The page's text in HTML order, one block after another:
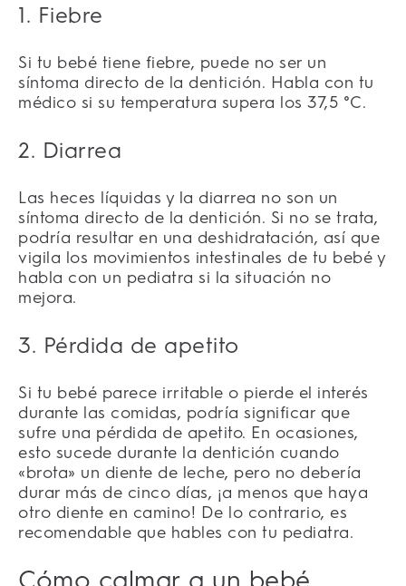
1. Fiebre
Si tu bebé tiene fiebre, puede no ser un
síntoma directo de la dentición. Habla con tu
médico si su temperatura supera los 37,5 °C.
2. Diarrea
Las heces líquidas y la diarrea no son un
síntoma directo de la dentición. Si no se trata,
podría resultar en una deshidratación, así que
vigila los movimientos intestinales de tu bebé y
habla con un pediatra si la situación no
mejora.
3. Pérdida de apetito
Si tu bebé parece irritable o pierde el interés
durante las comidas, podría significar que
sufre una pérdida de apetito. En ocasiones,
esto sucede durante la dentición cuando
«brota» un diente de leche, pero no debería
durar más de cinco días, ¡a menos que haya
otro diente en camino! De lo contrario, es
recomendable que hables con tu pediatra.
Cómo calmar a un bebé